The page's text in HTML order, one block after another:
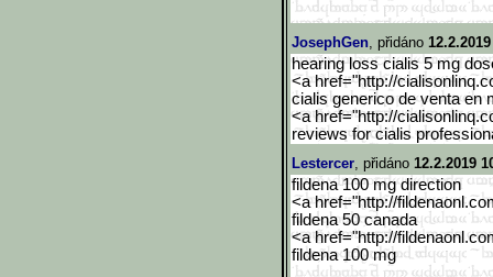
JosephGen, přidáno
hearing loss cialis 5 mg
<a href="http://
cialis generico de venta en
<a href="http://
reviews for cialis
Lestercer, přidáno 12.2.2019
fildena 100 mg direction
<a href="http://
fildena 50 canada
<a href="http://
fildena 100 mg